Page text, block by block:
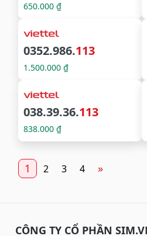
650.000 ₫
0352.986.113
1.500.000 ₫
038.39.36.113
838.000 ₫
1 2 3 4 »
CÔNG TY CỔ PHẦN